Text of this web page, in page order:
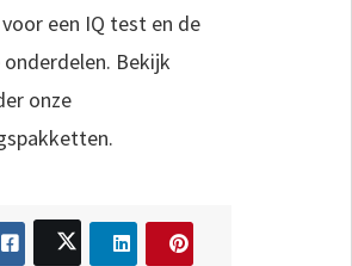
een IQ test en de
onderdelen. Bekijk
onze